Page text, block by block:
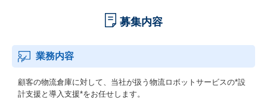
募集内容
業務内容
顧客の物流倉庫に対して、当社が扱う物流ロボットサービスの*設
計支援と導入支援*をお任せします。